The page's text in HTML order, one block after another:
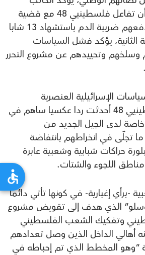
الصحفي طه إغبارية أن تفاعل فلسطينيي 48 مع قضية
القدس والأقصى ودفعهم ضريبة الدم باستشهاد 13 شابا
الثانية، يؤكد فشل السياسات
وسلخهم وتحييدهم عن مشروع التحرر
الإسرائيلية العنصرية
والقمعية ضد فلسطينيي 48 أحدثت ردا عكسيا ساهم في
خاصة لدى الجيل الجديد من
48، وهو ما تجلّى في انخراطهم بانتفاضة
حراكات شبابية وشعبية عابرة
اللجوء والشتات.
-برأي إغبارية- في كونها تأتي دائما
الذي هدف إلى تقويض مشروع
وتفكيك الشعب الفلسطيني
أهالي الداخل الذين وصل تعدادهم
“وهو المخطط الذي تم إحباطه في